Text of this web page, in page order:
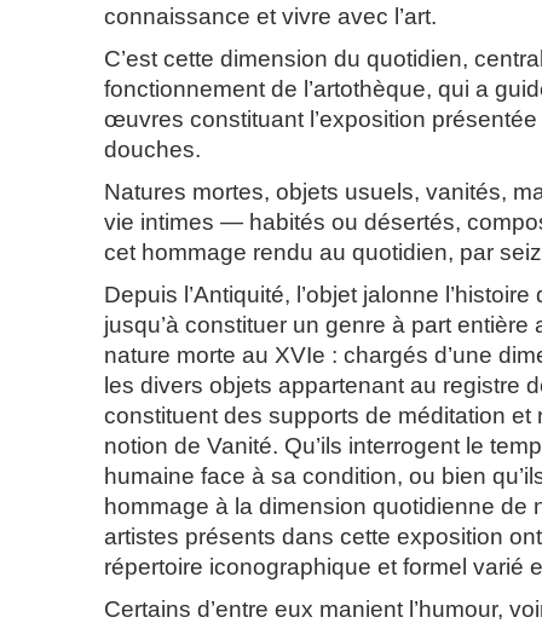
connaissance et vivre avec l’art.
C’est cette dimension du quotidien,
fonctionnement de l’artothèque, qui a
œuvres constituant l’exposition
douches.
Natures mortes, objets usuels, vanités,
vie intimes — habités ou désertés,
cet hommage rendu au quotidien, par
Depuis l’Antiquité, l’objet jalonne
jusqu’à constituer un genre à part entière
nature morte au XVIe : chargés d’une
les divers objets appartenant au registre
constituent des supports de méditation et
notion de Vanité. Qu’ils interrogent le
humaine face à sa condition, ou bien
hommage à la dimension quotidienne de
artistes présents dans cette exposition
répertoire iconographique et formel varié
Certains d’entre eux manient l’humour,